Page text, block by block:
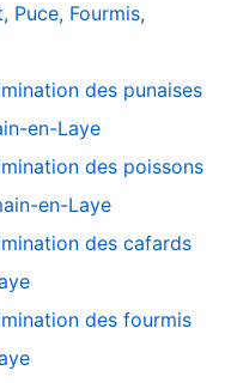
Puce, Fourmis,
des punaises
en-Laye
des poissons
en-Laye
des cafards
des fourmis